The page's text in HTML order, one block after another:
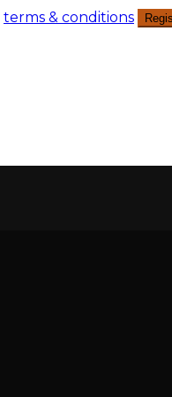
terms & conditions